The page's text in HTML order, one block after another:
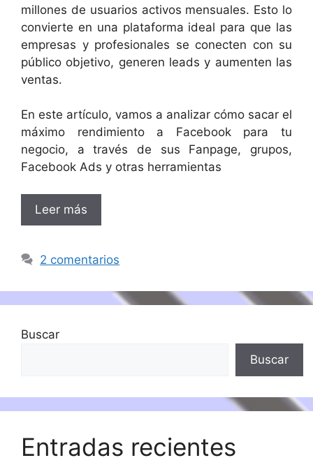
millones de usuarios activos mensuales. Esto lo
convierte en una plataforma ideal para que las
empresas y profesionales se conecten con su
público objetivo, generen leads y aumenten las
ventas.
En este artículo, vamos a analizar cómo sacar el
máximo rendimiento a Facebook para tu
negocio, a través de sus Fanpage, grupos,
Facebook Ads y otras herramientas
Leer más
2 comentarios
Buscar
Buscar
Entradas recientes